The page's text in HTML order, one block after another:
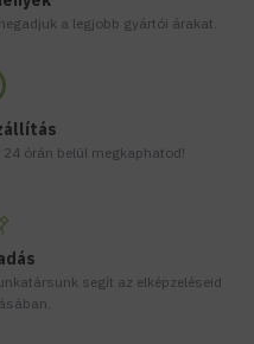
a legjobb gyártói árakat.
órán belül megkaphatod!
segít az elképzeléseid